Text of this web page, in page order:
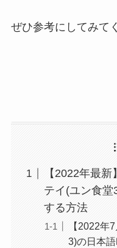
ぜひ参考にしてみて
【2022年最
テイ(ユン食
する方法
【2022年
3)の日本